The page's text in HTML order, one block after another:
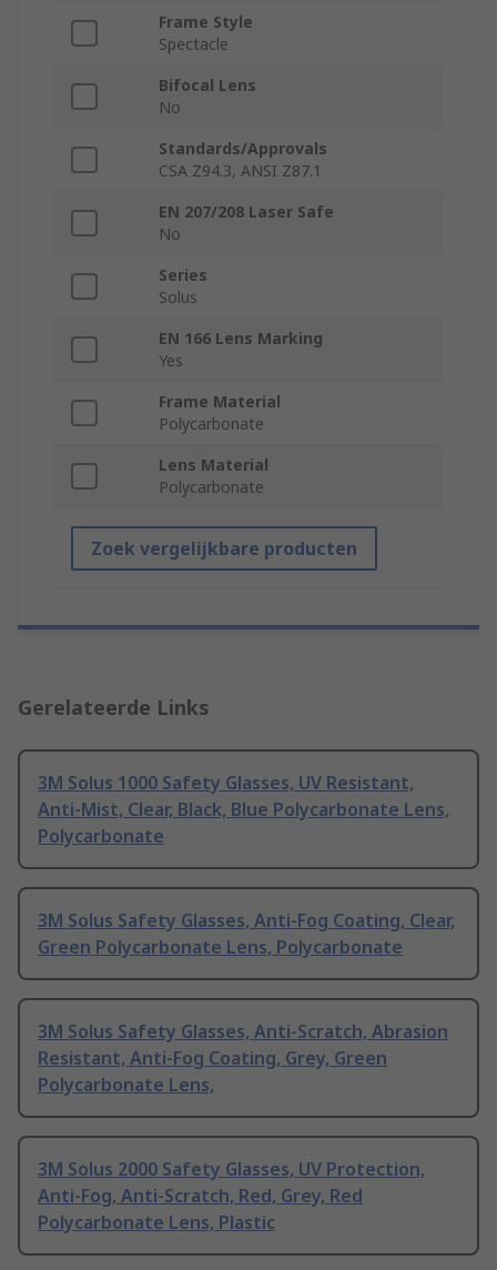
Frame Style
Spectacle
Bifocal Lens
No
Standards/Approvals
CSA Z94.3, ANSI Z87.1
EN 207/208 Laser Safe
No
Series
Solus
EN 166 Lens Marking
Yes
Frame Material
Polycarbonate
Lens Material
Polycarbonate
Zoek vergelijkbare producten
Gerelateerde Links
3M Solus 1000 Safety Glasses, UV Resistant,
Anti-Mist, Clear, Black, Blue Polycarbonate Lens,
Polycarbonate
3M Solus Safety Glasses, Anti-Fog Coating, Clear,
Green Polycarbonate Lens, Polycarbonate
3M Solus Safety Glasses, Anti-Scratch, Abrasion
Resistant, Anti-Fog Coating, Grey, Green
Polycarbonate Lens,
3M Solus 2000 Safety Glasses, UV Protection,
Anti-Fog, Anti-Scratch, Red, Grey, Red
Polycarbonate Lens, Plastic